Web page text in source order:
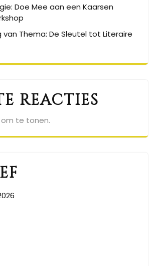
Doe Mee aan een Kaarsen
van Thema: De Sleutel tot Literaire
reacties
te tonen.